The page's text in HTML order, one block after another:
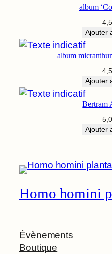
album
Ajouter
album
Ajouter
Bertram
Ajouter
Homo homini
Évènements
Boutique